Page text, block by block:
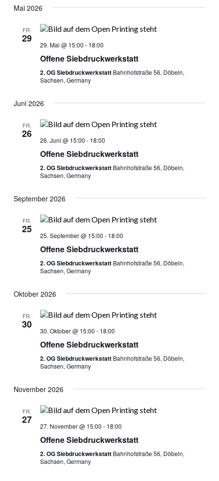
Mai 2026
FR.
29
29. Mai @ 15:00 - 18:00
Offene Siebdruckwerkstatt
2. OG Siebdruckwerkstatt Bahnhofstraße 56, Döbeln,
Sachsen, Germany
Juni 2026
FR.
26
26. Juni @ 15:00 - 18:00
Offene Siebdruckwerkstatt
2. OG Siebdruckwerkstatt Bahnhofstraße 56, Döbeln,
Sachsen, Germany
September 2026
FR.
25
25. September @ 15:00 - 18:00
Offene Siebdruckwerkstatt
2. OG Siebdruckwerkstatt Bahnhofstraße 56, Döbeln,
Sachsen, Germany
Oktober 2026
FR.
30
30. Oktober @ 15:00 - 18:00
Offene Siebdruckwerkstatt
2. OG Siebdruckwerkstatt Bahnhofstraße 56, Döbeln,
Sachsen, Germany
November 2026
FR.
27
27. November @ 15:00 - 18:00
Offene Siebdruckwerkstatt
2. OG Siebdruckwerkstatt Bahnhofstraße 56, Döbeln,
Sachsen, Germany